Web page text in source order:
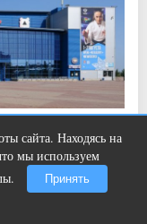
сайта. Находясь на
мы используем
Принять
будете смеяться